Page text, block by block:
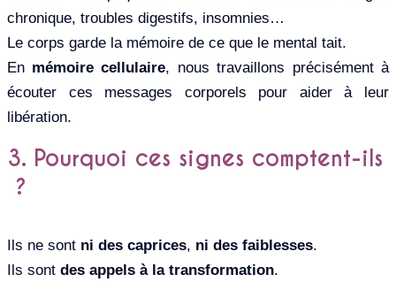
chronique, troubles digestifs, insomnies…
Le corps garde la mémoire de ce que le mental tait.
En mémoire cellulaire, nous travaillons précisément à
écouter ces messages corporels pour aider à leur
libération.
3. Pourquoi ces signes comptent-ils
?
Ils ne sont ni des caprices, ni des faiblesses.
Ils sont des appels à la transformation.